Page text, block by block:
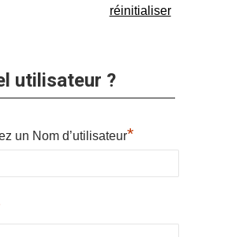
réinitialiser
utilisateur ?
un Nom d’utilisateur*